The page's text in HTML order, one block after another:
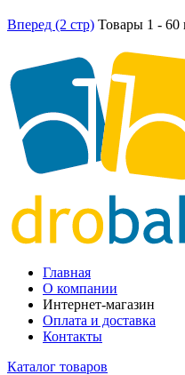
Вперед (2 стр) Товары 1 - 60
Главная
О компании
Интернет-магазин
Оплата и доставка
Контакты
Каталог товаров